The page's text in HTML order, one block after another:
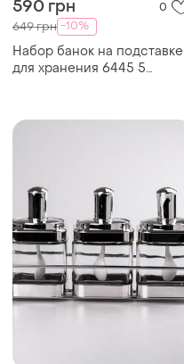
590 грн 0
649 грн -10%
Набор банок на подставке
для хранения 6445 5